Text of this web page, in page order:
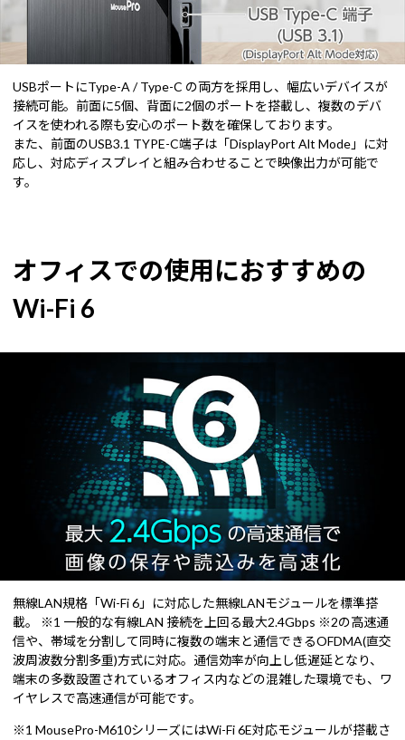
USBポートにType-A / Type-C の両方を採用し、幅広いデバイスが
接続可能。前面に5個、背面に2個のポートを搭載し、複数のデバ
イスを使われる際も安心のポート数を確保しております。
また、前面のUSB3.1 TYPE-C端子は「DisplayPort Alt Mode」に対
応し、対応ディスプレイと組み合わせることで映像出力が可能で
す。
オフィスでの使用におすすめの
Wi-Fi 6
無線LAN規格「Wi-Fi 6」に対応した無線LANモジュールを標準搭
載。 ※1 一般的な有線LAN 接続を上回る最大2.4Gbps ※2の高速通
信や、帯域を分割して同時に複数の端末と通信できるOFDMA(直交
波周波数分割多重)方式に対応。通信効率が向上し低遅延となり、
端末の多数設置されているオフィス内などの混雑した環境でも、ワ
イヤレスで高速通信が可能です。
※1 MousePro-M610シリーズにはWi-Fi 6E対応モジュールが搭載さ